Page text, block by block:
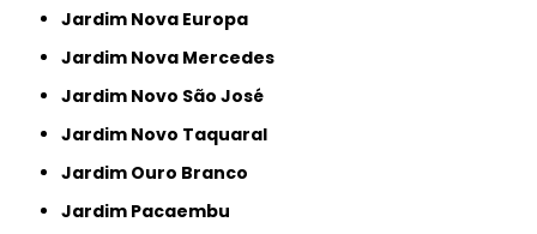
Jardim Nova Europa
Jardim Nova Mercedes
Jardim Novo São José
Jardim Novo Taquaral
Jardim Ouro Branco
Jardim Pacaembu